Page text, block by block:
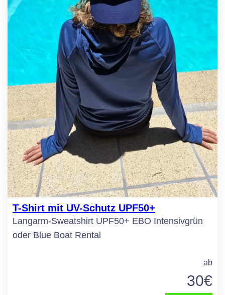
T-Shirt mit UV-Schutz UPF50+
Langarm-Sweatshirt UPF50+ EBO Intensivgrün
oder Blue Boat Rental
ab
30€